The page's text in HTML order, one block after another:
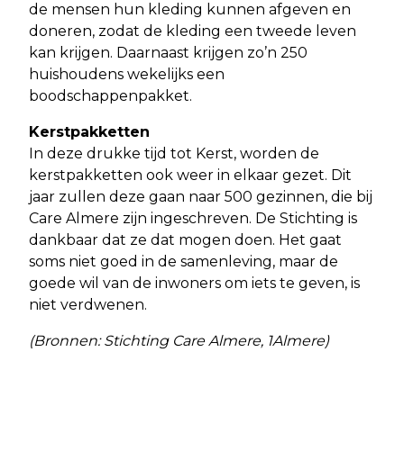
de mensen hun kleding kunnen afgeven en
doneren, zodat de kleding een tweede leven
kan krijgen. Daarnaast krijgen zo’n 250
huishoudens wekelijks een
boodschappenpakket.
Kerstpakketten
In deze drukke tijd tot Kerst, worden de
kerstpakketten ook weer in elkaar gezet. Dit
jaar zullen deze gaan naar 500 gezinnen, die bij
Care Almere zijn ingeschreven. De Stichting is
dankbaar dat ze dat mogen doen. Het gaat
soms niet goed in de samenleving, maar de
goede wil van de inwoners om iets te geven, is
niet verdwenen.
(Bronnen: Stichting Care Almere, 1Almere)